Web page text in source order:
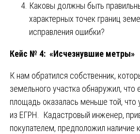
Каковы должны быть
характерных точек границ
исправления ошибки?
Кейс № 4: «Исчезнувшие метры»
К нам обратился собственник,
земельного участка обнаружил, что
площадь оказалась меньше той, что
из ЕГРН. Кадастровый инженер,
покупателем, предположил наличие